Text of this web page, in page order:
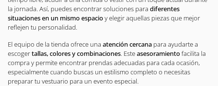
la jornada. Así, puedes encontrar soluciones para diferentes
situaciones en un mismo espacioy elegir aquellas piezas que mejor
reflejen tu personalidad.
El equipo de la tienda ofrece una atención cercana para ayudarte a
escogertallas, colores y combinaciones . Esteasesoramientofacilita la
compra y permite encontrar prendas adecuadas para cada ocasión,
especialmente cuando buscas un estilismo completo o necesitas
preparar tu vestuario para un evento especial.